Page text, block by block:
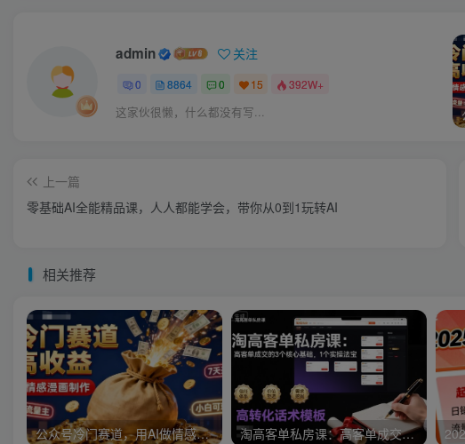
admin 关注
0 8864 0 15 392W+
这家伙很懒，什么都没有写...
上一篇
零基础AI全能精品课，人人都能学会，带你从0到1玩转AI
相关推荐
公众号冷门赛道，用AI做情感漫画，7天开通流量主，操作简单，小白可玩 淘高客单私房课：高客单成交的3个核心基础，1个实操法宝